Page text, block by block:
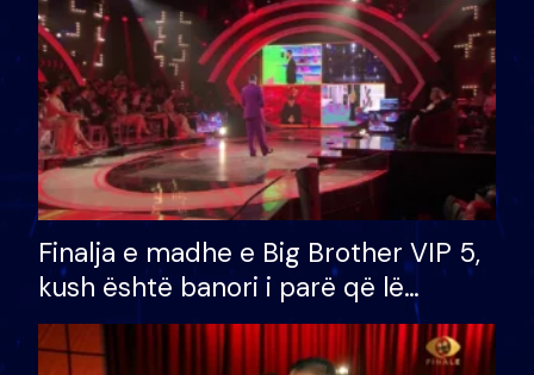
Finalja e madhe e Big Brother VIP 5,
kush është banori i parë që lë
shtëpinë dhe humb mundësinë për
të fituar çmimin e madh